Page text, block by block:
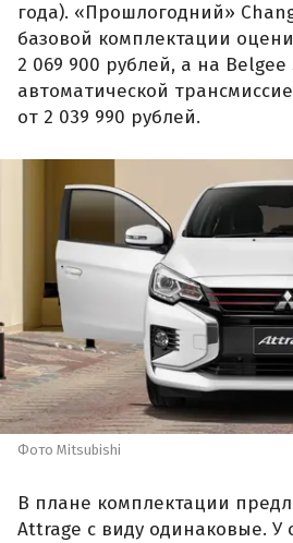
года). «Прошлогодний»
базовой комплектации
2 069 900 рублей, а на Belgee
автоматической
от 2 039 990 рублей.
Фото Mitsubishi
В плане комплектации
Attrage с виду одинаковые. У